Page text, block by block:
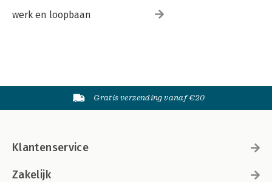
werk en loopbaan
Gratis verzending vanaf €20
Klantenservice
Zakelijk